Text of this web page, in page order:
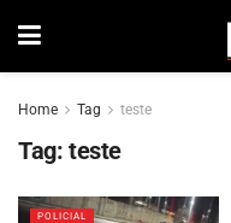
Home Tag teste
Tag: teste
POLICIAL